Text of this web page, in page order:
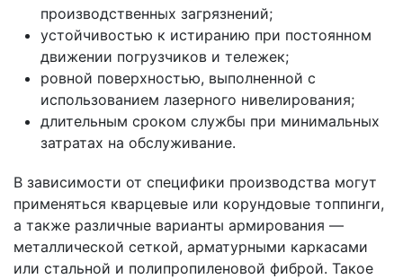
производственных загрязнений;
устойчивостью к истиранию при постоянном
движении погрузчиков и тележек;
ровной поверхностью, выполненной с
использованием лазерного нивелирования;
длительным сроком службы при минимальных
затратах на обслуживание.
В зависимости от специфики производства могут
применяться кварцевые или корундовые топпинги,
а также различные варианты армирования —
металлической сеткой, арматурными каркасами
или стальной и полипропиленовой фиброй. Такое